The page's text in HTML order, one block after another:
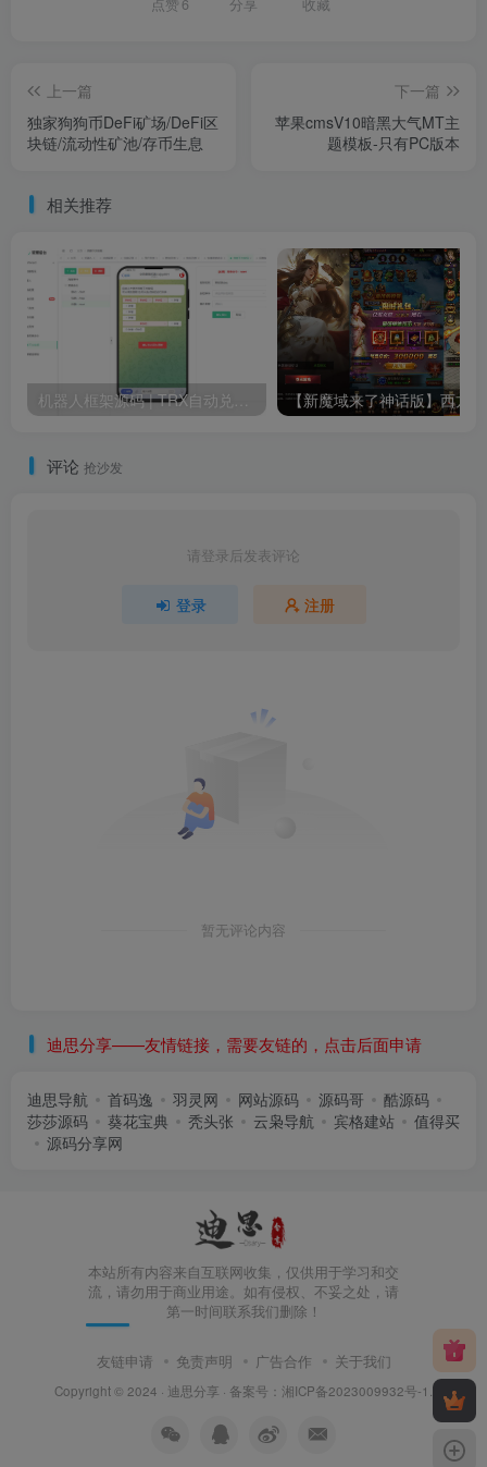
上一篇
独家狗狗币DeFi矿场/DeFi区
块链/流动性矿池/存币生息
下一篇
苹果cmsV10暗黑大气MT主
题模板-只有PC版本
相关推荐
评论 抢沙发
请登录后发表评论
登录 注册
暂无评论内容
迪思分享——友情链接，需要友链的，点击后面申请
迪思导航 首码逸 羽灵网 网站源码 源码哥
酷源码
莎莎源码
葵花宝典 秃头张 云枭导航 宾格建站
值得买
源码分享网
本站所有内容来自互联网收集，仅供用于学习和交
流，请勿用于商业用途。如有侵权、不妥之处，请
第一时间联系我们删除！
友链申请 免责声明 广告合作 关于我们
Copyright © 2024 · 迪思分享 · 备案号： 湘ICP备2023009932号-1